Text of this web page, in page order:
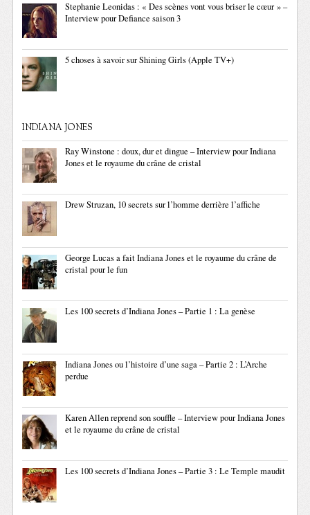
Stephanie Leonidas : « Des scènes vont vous briser le cœur » –
Interview pour Defiance saison 3
5 choses à savoir sur Shining Girls (Apple TV+)
INDIANA JONES
Ray Winstone : doux, dur et dingue – Interview pour Indiana
Jones et le royaume du crâne de cristal
Drew Struzan, 10 secrets sur l’homme derrière l’affiche
George Lucas a fait Indiana Jones et le royaume du crâne de
cristal pour le fun
Les 100 secrets d’Indiana Jones – Partie 1 : La genèse
Indiana Jones ou l’histoire d’une saga – Partie 2 : L’Arche
perdue
Karen Allen reprend son souffle – Interview pour Indiana Jones
et le royaume du crâne de cristal
Les 100 secrets d’Indiana Jones – Partie 3 : Le Temple maudit